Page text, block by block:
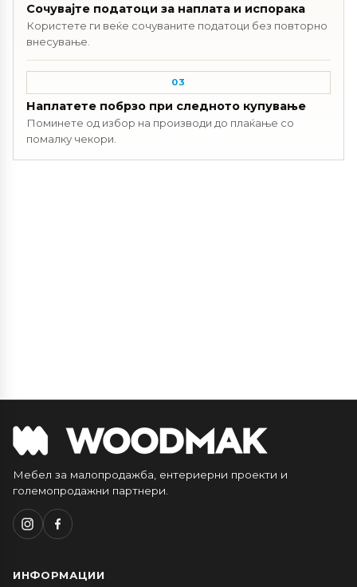
Сочувајте податоци за наплата и испорака
Користете ги веќе сочуваните податоци без повторно
внесување.
03
Наплатете побрзо при следното купување
Поминете од избор на производи до плаќање со
помалку чекори.
Мебел за малопродажба, ентериерни проекти и
големопродажни партнери.
ИНФОРМАЦИИ